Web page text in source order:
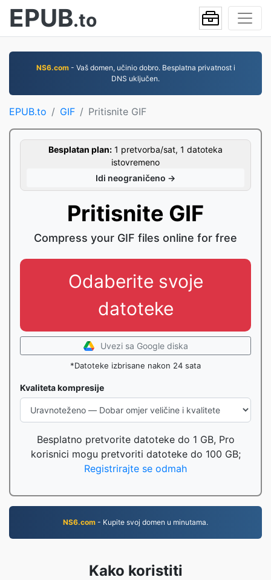
EPUB.to
NS6.com- Vaš domen, učinio dobro. Besplatna privatnost i
DNS uključen.
EPUB.to GIF Pritisnite GIF
Besplatan plan: 1 pretvorba/sat, 1 datoteka
istovremeno
Idi neograničeno →
Pritisnite GIF
Compress your GIF files online for free
Odaberite svoje
datoteke
Uvezi sa Google diska
*Datoteke izbrisane nakon 24 sata
Kvaliteta kompresije
Besplatno pretvorite datoteke do 1 GB, Pro
korisnici mogu pretvoriti datoteke do 100 GB;
Registrirajte se odmah
NS6.com - Kupite svoj domen u minutama.
Kako koristiti